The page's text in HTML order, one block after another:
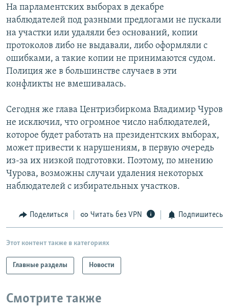
СОЦИАЛЬНЫЕ СЕТИ
Все сайты РСЕ/РС
На парламентских выборах в декабре
наблюдателей под разными предлогами не пускали
на участки или удаляли без оснований, копии
протоколов либо не выдавали, либо оформляли с
ошибками, а такие копии не принимаются судом.
Полиция же в большинстве случаев в эти
конфликты не вмешивалась.
Сегодня же глава Центризбиркома Владимир Чуров
не исключил, что огромное число наблюдателей,
которое будет работать на президентских выборах,
может привести к нарушениям, в первую очередь
из-за их низкой подготовки. Поэтому, по мнению
Чурова, возможны случаи удаления некоторых
наблюдателей с избирательных участков.
Поделиться Читать без VPN Подпишитесь
Этот контент также в категориях
Главные разделы Новости
Смотрите также